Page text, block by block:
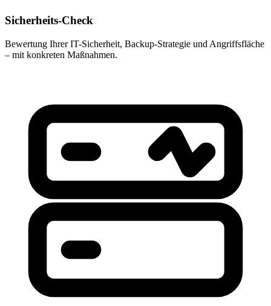
Sicherheits-Check
Bewertung Ihrer IT-Sicherheit, Backup-Strategie und Angriffsfläche
– mit konkreten Maßnahmen.